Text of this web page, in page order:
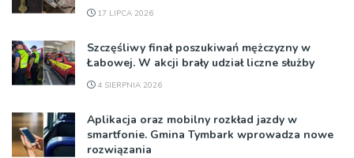
17 LIPCA 2026
Szczęśliwy finał poszukiwań mężczyzny w
Łabowej. W akcji brały udział liczne służby
4 SIERPNIA 2026
Aplikacja oraz mobilny rozkład jazdy w
smartfonie. Gmina Tymbark wprowadza nowe
rozwiązania